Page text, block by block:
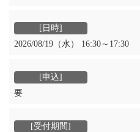
2026/08/19（水） 16:30～17:30
要